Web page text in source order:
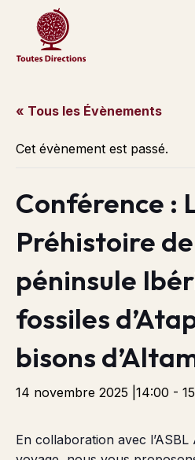
« Tous les Évènements
Cet évènement est passé.
Conférence :
Préhistoire
péninsule
fossiles
bisons
14 novembre 2025 |14:00 -
En collaboration avec